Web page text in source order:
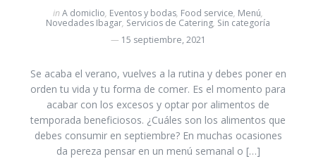
inA domiclio, Eventos y bodas, Food service, Menú,
Novedades Ibagar, Servicios de Catering, Sin categoría
15 septiembre, 2021
Se acaba el verano, vuelves a la rutina y debes poner en
orden tu vida y tu forma de comer. Es el momento para
acabar con los excesos y optar por alimentos de
temporada beneficiosos. ¿Cuáles son los alimentos que
debes consumir en septiembre? En muchas ocasiones
da pereza pensar en un menú semanal o […]